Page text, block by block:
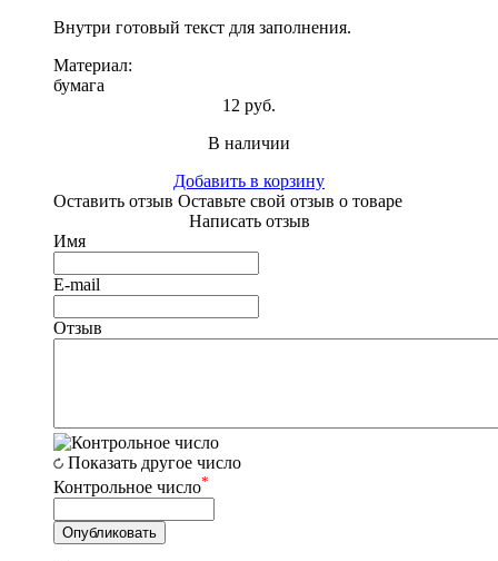
Внутри готовый текст для заполнения.
Материал:
бумага
12 руб.
В наличии
Добавить в корзину
Оставить отзыв Оставьте свой отзыв о товаре
Написать отзыв
Имя
E-mail
Отзыв
Показать другое число
Контрольное число*